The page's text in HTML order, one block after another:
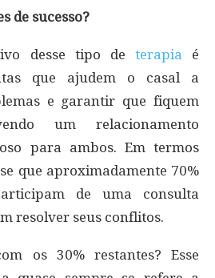
de sucesso?
desse tipo de terapia é
que ajudem o casal a
e garantir que fiquem
um relacionamento
para ambos. Em termos
que aproximadamente 70%
de uma consulta
resolver seus conflitos.
os 30% restantes? Esse